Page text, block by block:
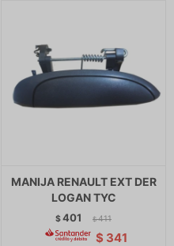
MANIJA RENAULT EXT DER
LOGAN TYC
$401 $ 411
$ 341